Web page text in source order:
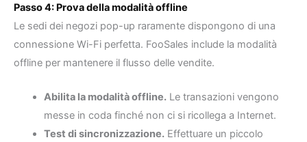
Passo 4: Prova della modalità offline
Le sedi dei negozi pop-up raramente dispongono di una
connessione Wi-Fi perfetta. FooSales include la modalità
offline per mantenere il flusso delle vendite.
Abilita la modalità offline.Le transazioni vengono
messe in coda finché non ci si ricollega a Internet.
Test di sincronizzazione.Effettuare un piccolo